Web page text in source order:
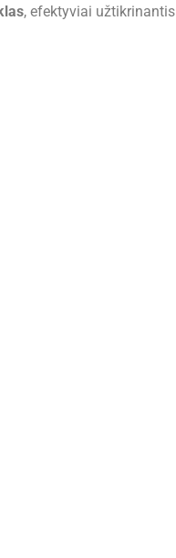
, efektyviai užtikrinantis